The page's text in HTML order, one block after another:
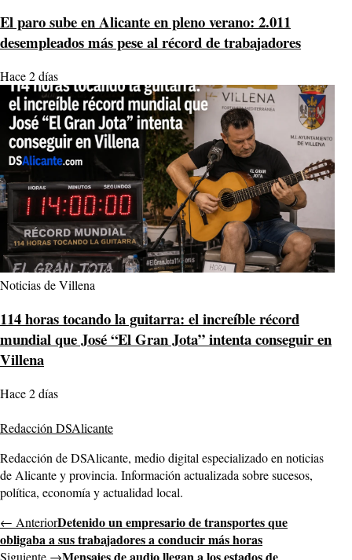
El paro sube en Alicante en pleno verano: 2.011
desempleados más pese al récord de trabajadores
Hace 2 días
Noticias de Villena
114 horas tocando la guitarra: el increíble récord
mundial que José “El Gran Jota” intenta conseguir en
Villena
Hace 2 días
Redacción DSAlicante
Redacción de DSAlicante, medio digital especializado en noticias
de Alicante y provincia. Información actualizada sobre sucesos,
política, economía y actualidad local.
← AnteriorDetenido un empresario de transportes que
obligaba a sus trabajadores a conducir más horas
Siguiente →Mensajes de audio llegan a los estados de